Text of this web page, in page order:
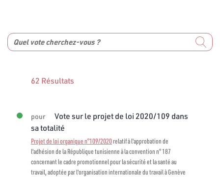
62 Résultats
pour
Vote sur le projet de loi 2020/109 dans
sa totalité
Projet de loi organique n°109/2020relatif à l'approbation de
l'adhésion de la République tunisienne à la convention n° 187
concernant le cadre promotionnel pour la sécurité et la santé au
travail, adoptée par l'organisation internationale du travail à Genève